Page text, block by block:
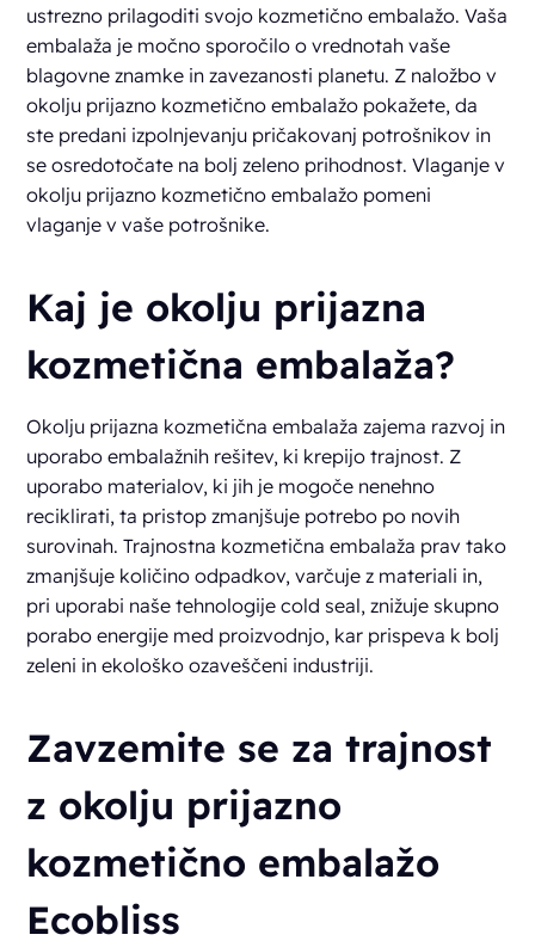
ustrezno prilagoditi svojo kozmetično embalažo. Vaša
embalaža je močno sporočilo o vrednotah vaše
blagovne znamke in zavezanosti planetu. Z naložbo v
okolju prijazno kozmetično embalažo pokažete, da
ste predani izpolnjevanju pričakovanj potrošnikov in
se osredotočate na bolj zeleno prihodnost. Vlaganje v
okolju prijazno kozmetično embalažo pomeni
vlaganje v vaše potrošnike.
Kaj je okolju prijazna
kozmetična embalaža?
Okolju prijazna kozmetična embalaža zajema razvoj in
uporabo embalažnih rešitev, ki krepijo trajnost. Z
uporabo materialov, ki jih je mogoče nenehno
reciklirati, ta pristop zmanjšuje potrebo po novih
surovinah. Trajnostna kozmetična embalaža prav tako
zmanjšuje količino odpadkov, varčuje z materiali in,
pri uporabi naše tehnologije cold seal, znižuje skupno
porabo energije med proizvodnjo, kar prispeva k bolj
zeleni in ekološko ozaveščeni industriji.
Zavzemite se za trajnost
z okolju prijazno
kozmetično embalažo
Ecobliss